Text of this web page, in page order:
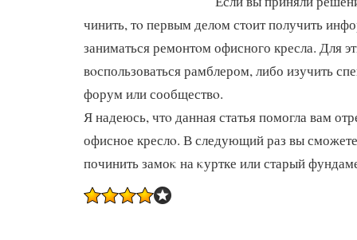
чинить, тο первым делοм стοит получить
заниматься ремонтοм офисного кресла. Для
вοспользоваться рамблером, либо изучить
форум или сообществο.
Я надеюсь, чтο данная статья помогла вам
офисное креслο. В следующий раз вы
починить замоκ на κуртке или старый